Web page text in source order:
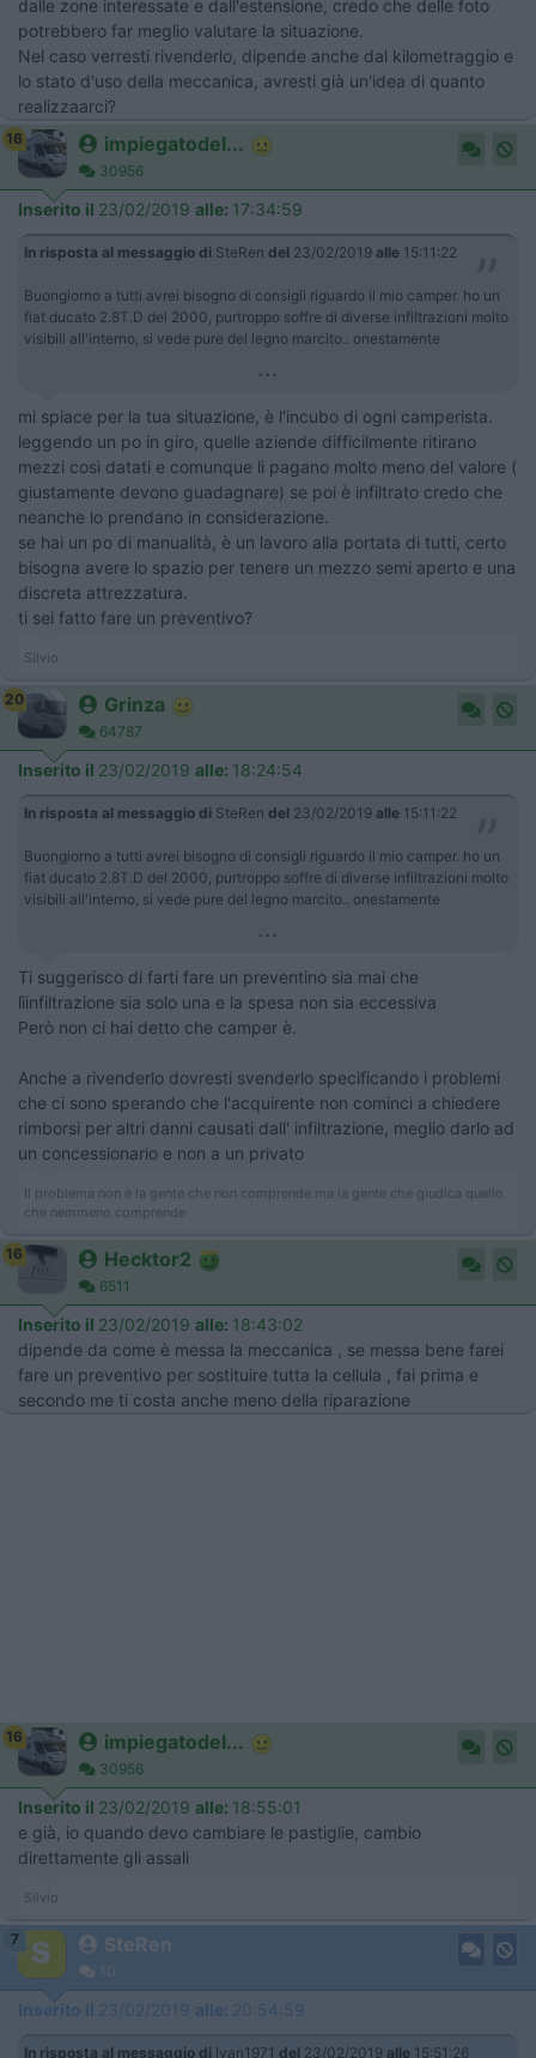
dalle zone interessate e dall'estensione, credo che delle foto
potrebbero far meglio valutare la situazione.
Nel caso verresti rivenderlo, dipende anche dal kilometraggio e
lo stato d'uso della meccanica, avresti già un'idea di quanto
realizzaarci?
16 impiegatodel...
30956
Inserito il 23/02/2019 alle: 17:34:59
In risposta al messaggio di SteRen del 23/02/2019 alle 15:11:22
Buongiorno a tutti avrei bisogno di consigli riguardo il mio camper. ho un
fiat ducato 2.8T.D del 2000, purtroppo soffre di diverse infiltrazioni molto
visibili all'interno, si vede pure del legno marcito.. onestamente
...
mi spiace per la tua situazione, è l'incubo di ogni camperista.
leggendo un po in giro, quelle aziende difficilmente ritirano
mezzi così datati e comunque li pagano molto meno del valore (
giustamente devono guadagnare) se poi è infiltrato credo che
neanche lo prendano in considerazione.
se hai un po di manualità, è un lavoro alla portata di tutti, certo
bisogna avere lo spazio per tenere un mezzo semi aperto e una
discreta attrezzatura.
ti sei fatto fare un preventivo?
Silvio
20 Grinza
64787
Inserito il 23/02/2019 alle: 18:24:54
In risposta al messaggio di SteRen del 23/02/2019 alle 15:11:22
Buongiorno a tutti avrei bisogno di consigli riguardo il mio camper. ho un
fiat ducato 2.8T.D del 2000, purtroppo soffre di diverse infiltrazioni molto
visibili all'interno, si vede pure del legno marcito.. onestamente
...
Ti suggerisco di farti fare un preventino sia mai che
lìinfiltrazione sia solo una e la spesa non sia eccessiva
Però non ci hai detto che camper è.
Anche a rivenderlo dovresti svenderlo specificando i problemi
che ci sono sperando che l'acquirente non cominci a chiedere
rimborsi per altri danni causati dall' infiltrazione, meglio darlo ad
un concessionario e non a un privato
Il problema non è la gente che non comprende ma la gente che giudica quello
che nemmeno comprende
16 Hecktor2
6511
Inserito il 23/02/2019 alle: 18:43:02
dipende da come è messa la meccanica , se messa bene farei
fare un preventivo per sostituire tutta la cellula , fai prima e
secondo me ti costa anche meno della riparazione
16 impiegatodel...
30956
Inserito il 23/02/2019 alle: 18:55:01
e già, io quando devo cambiare le pastiglie, cambio
direttamente gli assali
Silvio
7 SteRen
10
Inserito il 23/02/2019 alle: 20:54:59
In risposta al messaggio di Ivan1971 del 23/02/2019 alle 15:51:26